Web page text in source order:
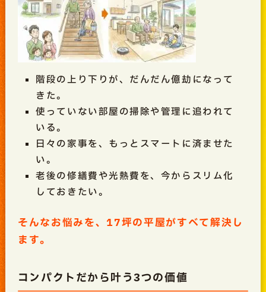
階段の上り下りが、だんだん億劫になって
きた。
使っていない部屋の掃除や管理に追われて
いる。
日々の家事を、もっとスマートに済ませた
い。
老後の修繕費や光熱費を、今からスリム化
しておきたい。
そんなお悩みを、17坪の平屋がすべて解決し
ます。
コンパクトだから叶う3つの価値